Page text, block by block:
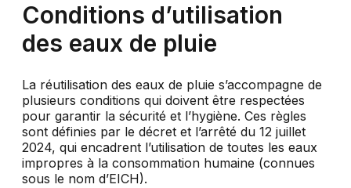
Conditions d’utilisation
des eaux de pluie
La réutilisation des eaux de pluie s’accompagne de
plusieurs conditions qui doivent être respectées
pour garantir la sécurité et l’hygiène. Ces règles
sont définies par le décret et l’arrêté du 12 juillet
2024, qui encadrent l’utilisation de toutes les eaux
impropres à la consommation humaine (connues
sous le nom d’EICH).